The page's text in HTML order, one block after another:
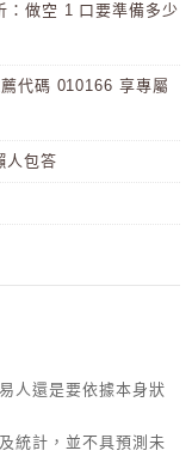
：做空 1 口要準備多少
代碼 010166 享專屬
人包答
人還是要依據本身狀
統計，並不具預測未